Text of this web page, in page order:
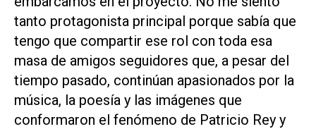
tanto protagonista principal porque sabía que
tengo que compartir ese rol con toda esa
masa de amigos seguidores que, a pesar del
tiempo pasado, continúan apasionados por la
música, la poesía y las imágenes que
conformaron el fenómeno de Patricio Rey y